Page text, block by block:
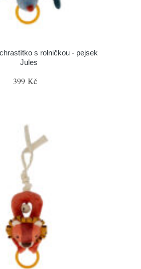
s rolničkou - pejsek
Jules
399 Kč